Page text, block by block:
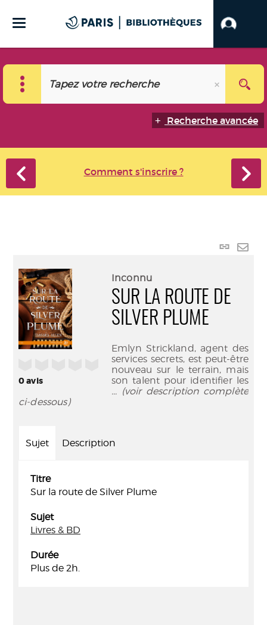
Recherche avancée
Comment s'inscrire ?
Lien
0avis
Inconnu
SUR LA ROUTE DE
SILVER PLUME
Emlyn Strickland, agent des
services secrets, est peut-être
nouveau sur le terrain, mais
son talent pour identifier les
... (voir description complète
ci-dessous)
Sujet Description
Titre
Sur la route de Silver Plume
Sujet
Livres & BD
Durée
Plus de 2h.